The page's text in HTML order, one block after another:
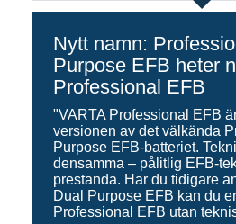
Nytt namn:
Purpose EFB heter
Professional EFB
"VARTA Professional EFB
versionen av det välkända
Purpose EFB-batteriet.
densamma – pålitlig EFB-
prestanda. Har du tidigare
Dual Purpose EFB kan du
Professional EFB utan